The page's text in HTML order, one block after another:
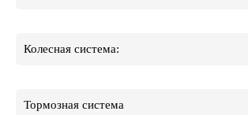
Колесная система:
Тормозная система